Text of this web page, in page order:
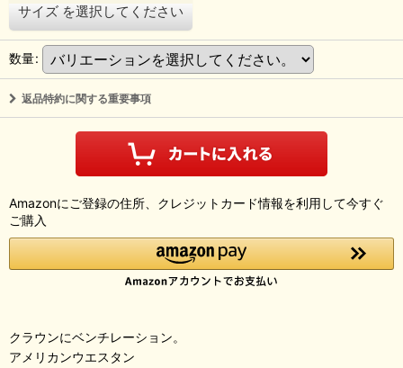
サイズ を選択してください
数量:
返品特約に関する重要事項
Amazonにご登録の住所、クレジットカード情報を利用して今すぐ
ご購入
クラウンにベンチレーション。
アメリカンウエスタン